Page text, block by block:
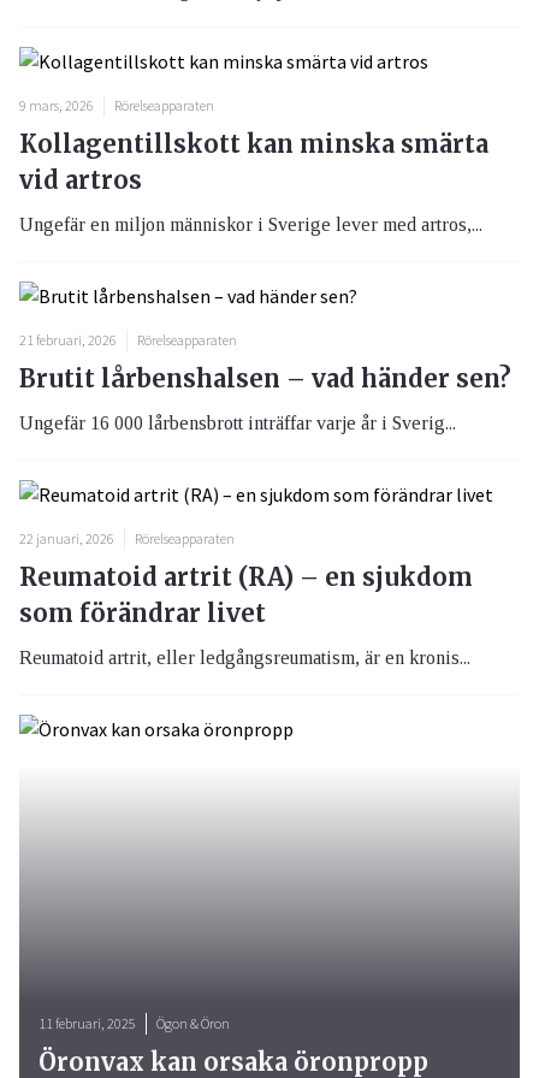
9 mars, 2026 Rörelseapparaten
Kollagentillskott kan minska smärta
vid artros
Ungefär en miljon människor i Sverige lever med artros,...
21 februari, 2026 Rörelseapparaten
Brutit lårbenshalsen – vad händer sen?
Ungefär 16 000 lårbensbrott inträffar varje år i Sverig...
22 januari, 2026 Rörelseapparaten
Reumatoid artrit (RA) – en sjukdom
som förändrar livet
Reumatoid artrit, eller ledgångsreumatism, är en kronis...
11 februari, 2025 Ögon & Öron
Öronvax kan orsaka öronpropp